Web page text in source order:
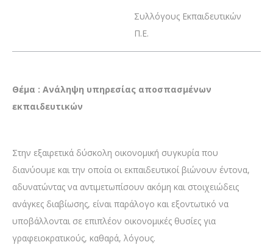
Συλλόγους Εκπαιδευτικών
Π.Ε.
Θέμα : Ανάληψη υπηρεσίας αποσπασμένων
εκπαιδευτικών
Στην εξαιρετικά δύσκολη οικονομική συγκυρία που
διανύουμε και την οποία οι εκπαιδευτικοί βιώνουν έντονα,
αδυνατώντας να αντιμετωπίσουν ακόμη και στοιχειώδεις
ανάγκες διαβίωσης, είναι παράλογο και εξοντωτικό να
υποβάλλονται σε επιπλέον οικονομικές θυσίες για
γραφειοκρατικούς, καθαρά, λόγους.